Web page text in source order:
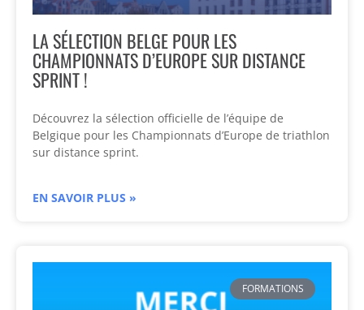
LA SÉLECTION BELGE POUR LES
CHAMPIONNATS D’EUROPE SUR DISTANCE
SPRINT !
Découvrez la sélection officielle de l’équipe de
Belgique pour les Championnats d’Europe de triathlon
sur distance sprint.
EN SAVOIR PLUS »
FORMATIONS